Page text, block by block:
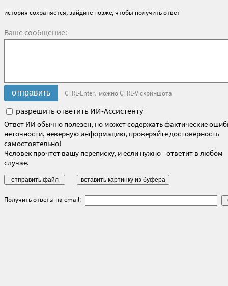
история сохраняется, зайдите позже, чтобы получить ответ
Ваше сообщение:
CTRL-Enter, можно CTRL-V скриншота
разрешить ответить ИИ-Ассистенту
Ответ ИИ обычно полезен, но может содержать фактические
неточности, неверную информацию, проверяйте достоверность
самостоятельно!
Человек прочтет вашу переписку, и если нужно - ответит в любом
случае.
Получить ответы на email: